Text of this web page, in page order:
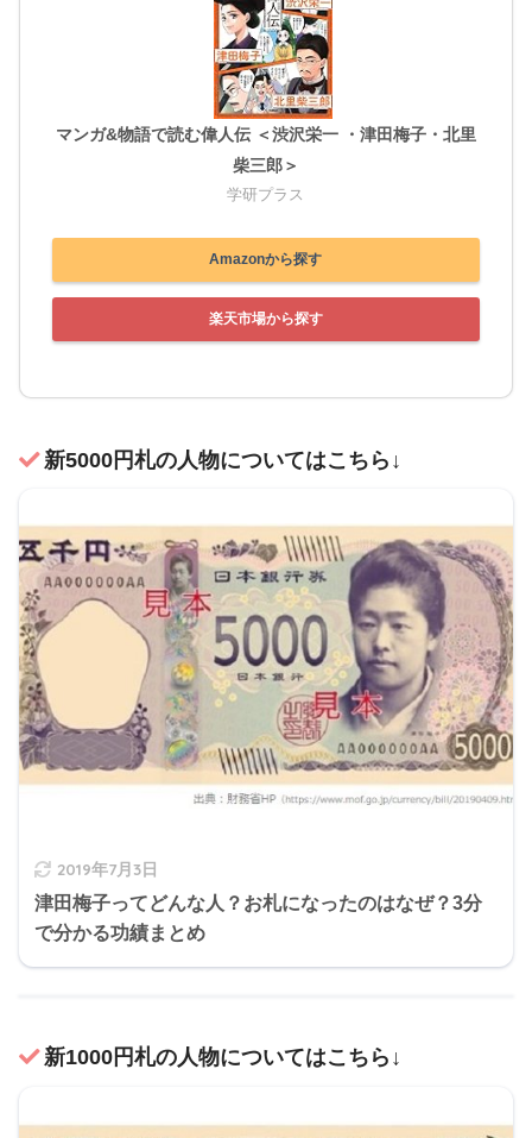
マンガ&物語で読む偉人伝 ＜渋沢栄一 ・津田梅子・北里
柴三郎＞
学研プラス
Amazonから探す
楽天市場から探す
新5000円札の人物についてはこちら↓
2019年7月3日
津田梅子ってどんな人？お札になったのはなぜ？3分
で分かる功績まとめ
新1000円札の人物についてはこちら↓